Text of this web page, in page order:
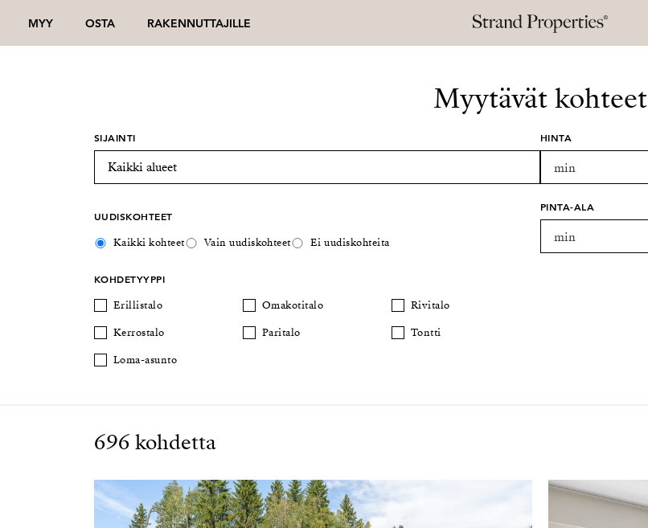
MYY OSTA RAKENNUTTAJILLE
Myytävät kohteet
SIJAINTI
UUDISKOHTEET
Kaikki kohteet Vain uudiskohteet Ei uudiskohteita
KOHDETYYPPI
Erillistalo
Kerrostalo
Loma-asunto
Omakotitalo
Paritalo
Rivitalo
Tontti
HINTA
PINTA-ALA
696 kohdetta